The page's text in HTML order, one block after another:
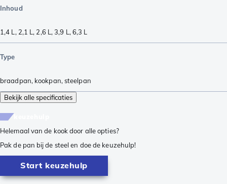
Inhoud
1,4 L , 2,1 L , 2,6 L ,3,9 L , 6,3 L
Type
braadpan, kookpan, steelpan
Bekijk alle specificaties
Helemaal van de kook door alle opties?
Pak de pan bij de steel en doe de keuzehulp!
Start keuzehulp